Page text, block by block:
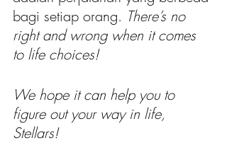
bagi setiap orang. There’s no
right and wrong when it comes
to life choices!
We hope it can help you to
figure out your way in life,
Stellars!